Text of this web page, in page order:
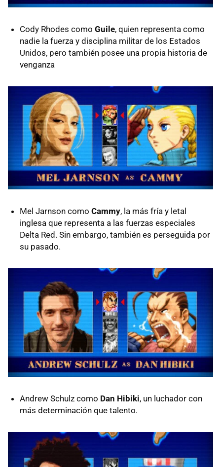
Cody Rhodes como Guile, quien representa como
nadie la fuerza y disciplina militar de los Estados
Unidos, pero también posee una propia historia de
venganza
Mel Jarnson como Cammy, la más fría y letal
inglesa que representa a las fuerzas especiales
Delta Red. Sin embargo, también es perseguida por
su pasado.
Andrew Schulz como Dan Hibiki, un luchador con
más determinación que talento.